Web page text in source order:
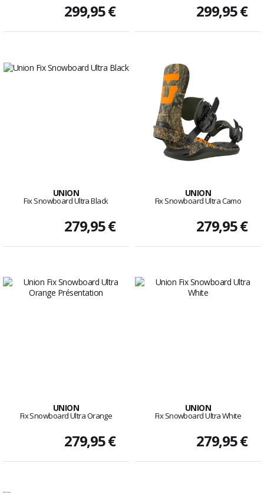
299,95 € 299,95 €
UNION
Fix Snowboard Ultra Black
279,95 €
UNION
Fix Snowboard Ultra Camo
279,95 €
UNION
Fix Snowboard Ultra Orange
279,95 €
UNION
Fix Snowboard Ultra White
279,95 €